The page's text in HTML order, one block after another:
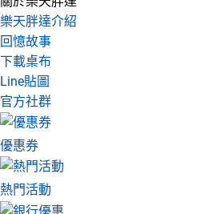
樂天胖達介紹
回憶故事
下載桌布
Line貼圖
官方社群
優惠券
熱門活動